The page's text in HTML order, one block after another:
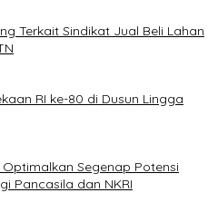
Terkait Sindikat Jual Beli Lahan
RI ke-80 di Dusun Lingga
Optimalkan Segenap Potensi
Pancasila dan NKRI